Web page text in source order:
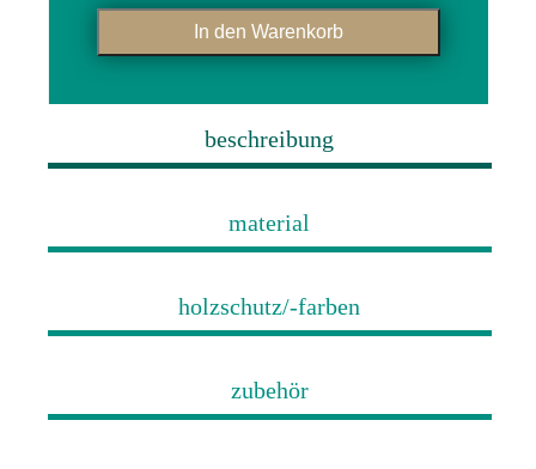
In den Warenkorb
beschreibung
material
holzschutz/-farben
zubehör